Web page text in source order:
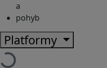
a
pohyb
Platformy